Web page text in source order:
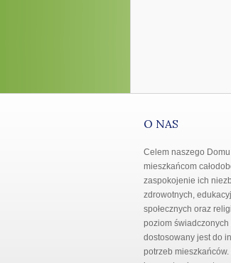
O NAS
Celem naszego
mieszkańcom
zaspokojenie ich
zdrowotnych,
społecznych oraz
poziom świadczonych
dostosowany jest do
potrzeb mieszkańców.